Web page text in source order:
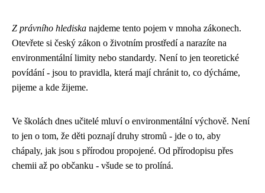
Z právního hlediska najdeme tento pojem v mnoha zákonech.
Otevřete si český zákon o životním prostředí a narazíte na
environmentální limity nebo standardy. Není to jen teoretické
povídání - jsou to pravidla, která mají chránit to, co dýcháme,
pijeme a kde žijeme.
Ve školách dnes učitelé mluví o environmentální výchově. Není
to jen o tom, že děti poznají druhy stromů - jde o to, aby
chápaly, jak jsou s přírodou propojené. Od přírodopisu přes
chemii až po občanku - všude se to prolíná.